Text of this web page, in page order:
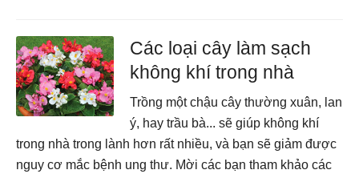
Các loại cây làm sạch
không khí trong nhà
Trồng một chậu cây thường xuân, lan
ý, hay trầu bà... sẽ giúp không khí
trong nhà trong lành hơn rất nhiều, và bạn sẽ giảm được
nguy cơ mắc bệnh ung thư. Mời các bạn tham khảo các